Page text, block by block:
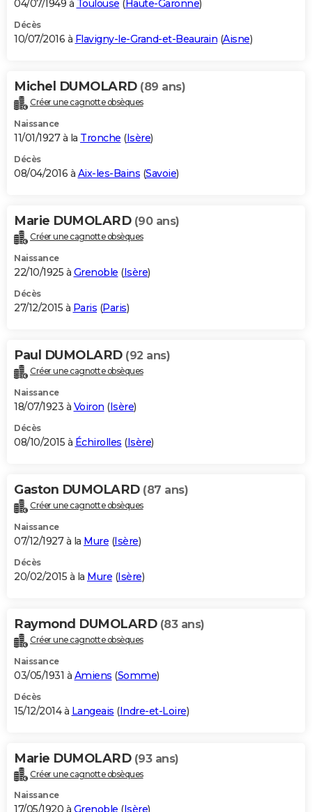
04/07/1949 à Toulouse ( Haute-Garonne)
Décès
10/07/2016 à Flavigny-le-Grand-et-Beaurain (Aisne)
Michel DUMOLARD (89 ans)
Créer une cagnotte obsèques
Naissance
11/01/1927 à la Tronche (Isère)
Décès
08/04/2016 à Aix-les-Bains (Savoie)
Marie DUMOLARD (90 ans)
Créer une cagnotte obsèques
Naissance
22/10/1925 à Grenoble (Isère)
Décès
27/12/2015 à Paris (Paris)
Paul DUMOLARD (92 ans)
Créer une cagnotte obsèques
Naissance
18/07/1923 à Voiron (Isère)
Décès
08/10/2015 à Échirolles (Isère)
Gaston DUMOLARD (87 ans)
Créer une cagnotte obsèques
Naissance
07/12/1927 à la Mure (Isère)
Décès
20/02/2015 à la Mure (Isère)
Raymond DUMOLARD (83 ans)
Créer une cagnotte obsèques
Naissance
03/05/1931 à Amiens (Somme)
Décès
15/12/2014 à Langeais (Indre-et-Loire)
Marie DUMOLARD (93 ans)
Créer une cagnotte obsèques
Naissance